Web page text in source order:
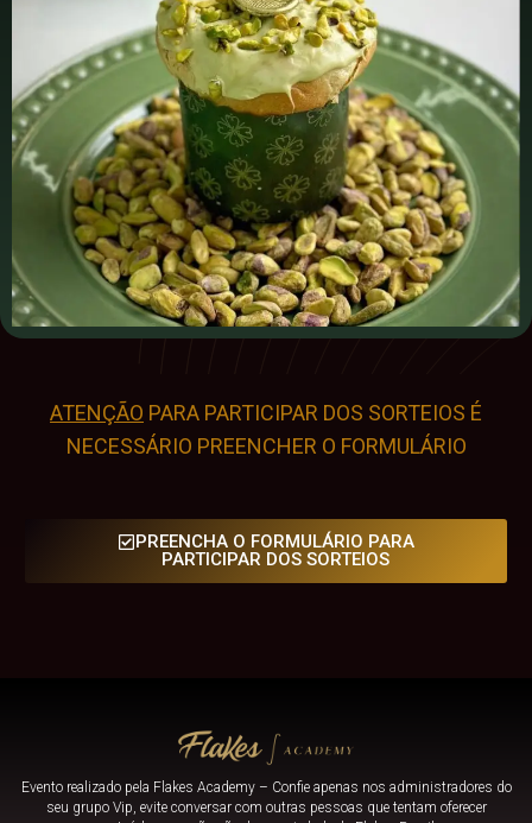
ATENÇÃO PARA PARTICIPAR DOS SORTEIOS É
NECESSÁRIO PREENCHER O FORMULÁRIO
PREENCHA O FORMULÁRIO PARA
PARTICIPAR DOS SORTEIOS
Evento realizado pela Flakes Academy – Confie apenas nos administradores do
seu grupo Vip, evite conversar com outras pessoas que tentam oferecer